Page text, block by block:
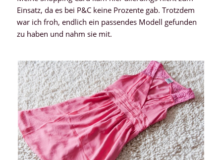
Einsatz, da es bei P&C keine Prozente gab. Trotzdem
war ich froh, endlich ein passendes Modell gefunden
zu haben und nahm sie mit.